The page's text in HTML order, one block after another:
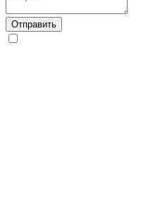
Отправить